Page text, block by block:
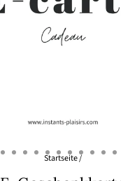
Startseite/